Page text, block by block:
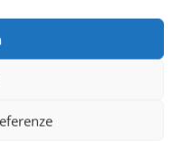
Metro Parco Di